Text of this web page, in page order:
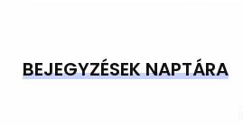
BEJEGYZÉSEK NAPTÁRA